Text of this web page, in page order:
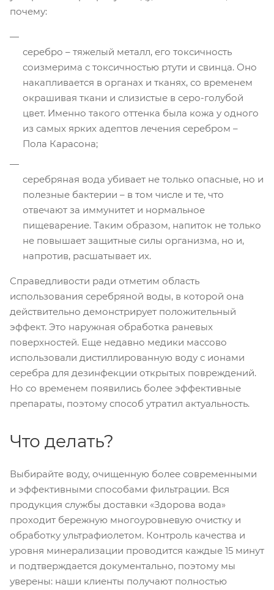
почему:
серебро – тяжелый металл, его токсичность
соизмерима с токсичностью ртути и свинца. Оно
накапливается в органах и тканях, со временем
окрашивая ткани и слизистые в серо-голубой
цвет. Именно такого оттенка была кожа у одного
из самых ярких адептов лечения серебром –
Пола Карасона;
серебряная вода убивает не только опасные, но и
полезные бактерии – в том числе и те, что
отвечают за иммунитет и нормальное
пищеварение. Таким образом, напиток не только
не повышает защитные силы организма, но и,
напротив, расшатывает их.
Справедливости ради отметим область
использования серебряной воды, в которой она
действительно демонстрирует положительный
эффект. Это наружная обработка раневых
поверхностей. Еще недавно медики массово
использовали дистиллированную воду с ионами
серебра для дезинфекции открытых повреждений.
Но со временем появились более эффективные
препараты, поэтому способ утратил актуальность.
Что делать?
Выбирайте воду, очищенную более современными
и эффективными способами фильтрации. Вся
продукция службы доставки «Здорова вода»
проходит бережную многоуровневую очистку и
обработку ультрафиолетом. Контроль качества и
уровня минерализации проводится каждые 15 минут
и подтверждается документально, поэтому мы
уверены: наши клиенты получают полностью